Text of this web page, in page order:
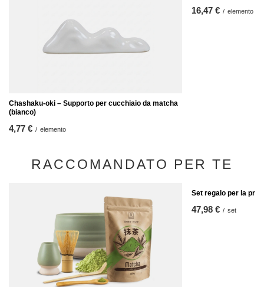
Chashaku-oki – Supporto per cucchiaio da matcha
(bianco)
4,77 € / elemento
16,47 € / elemento
RACCOMANDATO PER TE
Set regalo per la
47,98 € / set